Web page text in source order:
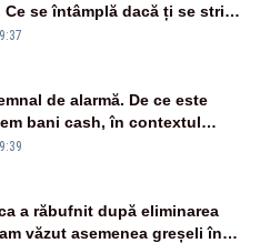
se întâmplă dacă ți se strică
de alarmă. De ce este
bani cash, în contextul
a răbufnit după eliminarea
văzut asemenea greșeli în